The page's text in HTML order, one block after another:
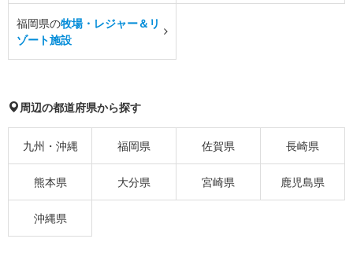
福岡県の牧場・レジャー＆リ
ゾート施設
周辺の都道府県から探す
九州・沖縄 福岡県 佐賀県 長崎県
熊本県 大分県 宮崎県 鹿児島県
沖縄県